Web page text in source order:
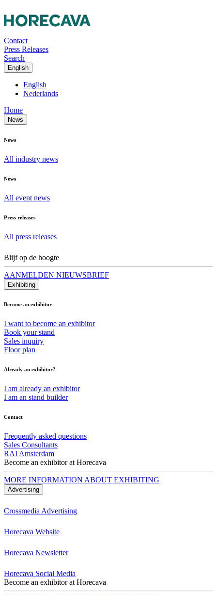
Contact
Press Releases
Search
English
English
Nederlands
Home
News
News
All industry news
News
All event news
Press releases
All press releases
Blijf op de hoogte
AANMELDEN NIEUWSBRIEF
Exhibiting
Become an exhibitor
I want to become an exhibitor
Book your stand
Sales inquiry
Floor plan
Already an exhibitor?
I am already an exhibitor
I am an stand builder
Contact
Frequently asked questions
Sales Consultants
RAI Amsterdam
Become an exhibitor at Horecava
MORE INFORMATION ABOUT EXHIBITING
Advertising
Crossmedia Advertising
Horecava Website
Horecava Newsletter
Horecava Social Media
Become an exhibitor at Horecava